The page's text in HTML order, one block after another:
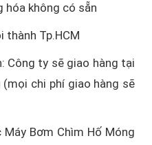
hóa không có sẵn
thành Tp.HCM
Công ty sẽ giao hàng tại
chi phí giao hàng sẽ
Bơm Chìm Hố Móng